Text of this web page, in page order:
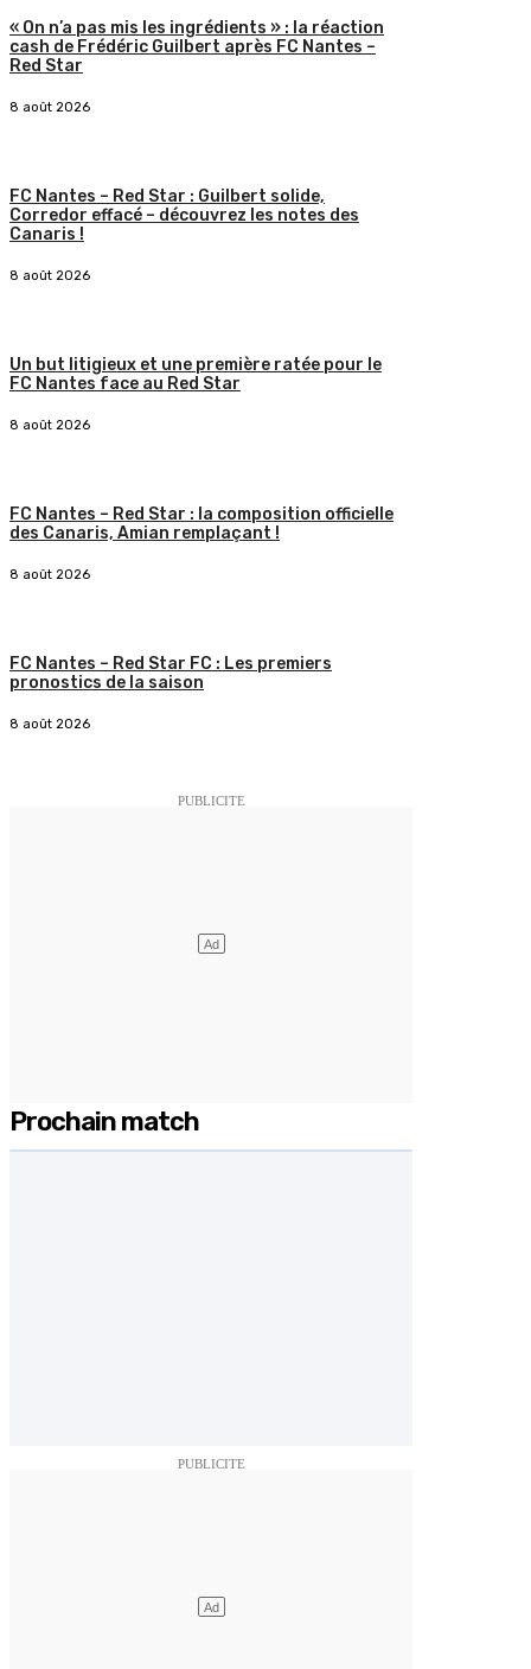
« On n’a pas mis les ingrédients » : la réaction
cash de Frédéric Guilbert après FC Nantes –
Red Star
8 août 2026
FC Nantes – Red Star : Guilbert solide,
Corredor effacé – découvrez les notes des
Canaris !
8 août 2026
Un but litigieux et une première ratée pour le
FC Nantes face au Red Star
8 août 2026
FC Nantes – Red Star : la composition officielle
des Canaris, Amian remplaçant !
8 août 2026
FC Nantes – Red Star FC : Les premiers
pronostics de la saison
8 août 2026
Prochain match